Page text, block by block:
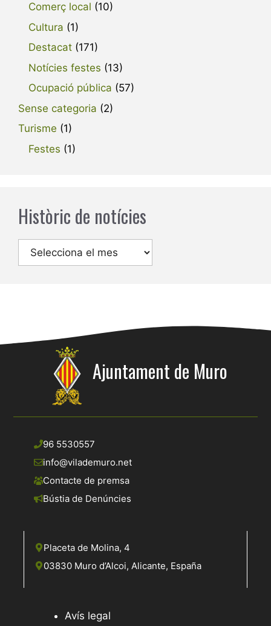
Comerç local (10)
Cultura (1)
Destacat (171)
Notícies festes (13)
Ocupació pública (57)
Sense categoria (2)
Turisme (1)
Festes (1)
Històric de notícies
Arxius
Ajuntament de Muro
96 5530557
info@vilademuro.net
Contacte de premsa
Bústia de Denúncies
Placeta de Molina, 4
03830 Muro d’Alcoi, Alicante, España
Avís legal